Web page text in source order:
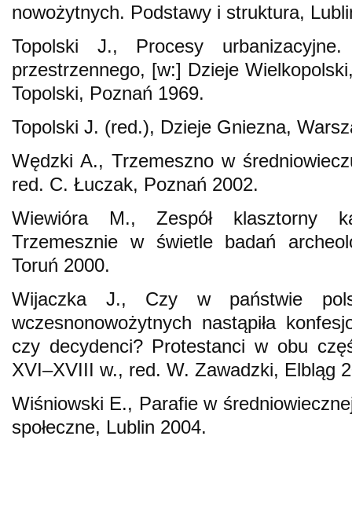
nowożytnych. Podstawy i struktura,
Topolski J., Procesy urbanizacyjne.
przestrzennego, [w:] Dzieje
Topolski, Poznań 1969.
Topolski J. (red.), Dzieje Gniezna,
Wędzki A., Trzemeszno w
red. C. Łuczak, Poznań 2002.
Wiewióra M., Zespół klasztorny
Trzemesznie w świetle badań
Toruń 2000.
Wijaczka J., Czy w państwie
wczesnonowożytnych nastąpiła
czy decydenci? Protestanci w obu
XVI–XVIII w., red. W. Zawadzki, Elbląg
Wiśniowski E., Parafie w
społeczne, Lublin 2004.